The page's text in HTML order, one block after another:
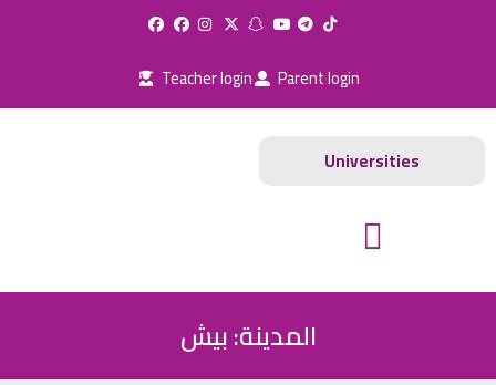
Teacher login Parent login
Universities
المدينة: بيش